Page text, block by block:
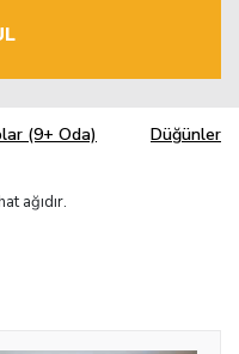
(9+ Oda) Düğünler
ağıdır.